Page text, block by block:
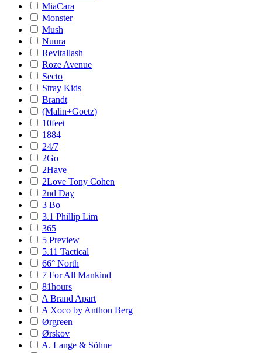
MiaCara
Monster
Mush
Nuura
Revitallash
Roze Avenue
Secto
Stray Kids
Brandt
(Malin+Goetz)
10feet
1884
24/7
2Go
2Have
2Love Tony Cohen
2nd Day
3 Bo
3.1 Phillip Lim
365
5 Preview
5.11 Tactical
66° North
7 For All Mankind
81hours
A Brand Apart
A Xoco by Anthon Berg
Ørgreen
Ørskov
A. Lange & Söhne